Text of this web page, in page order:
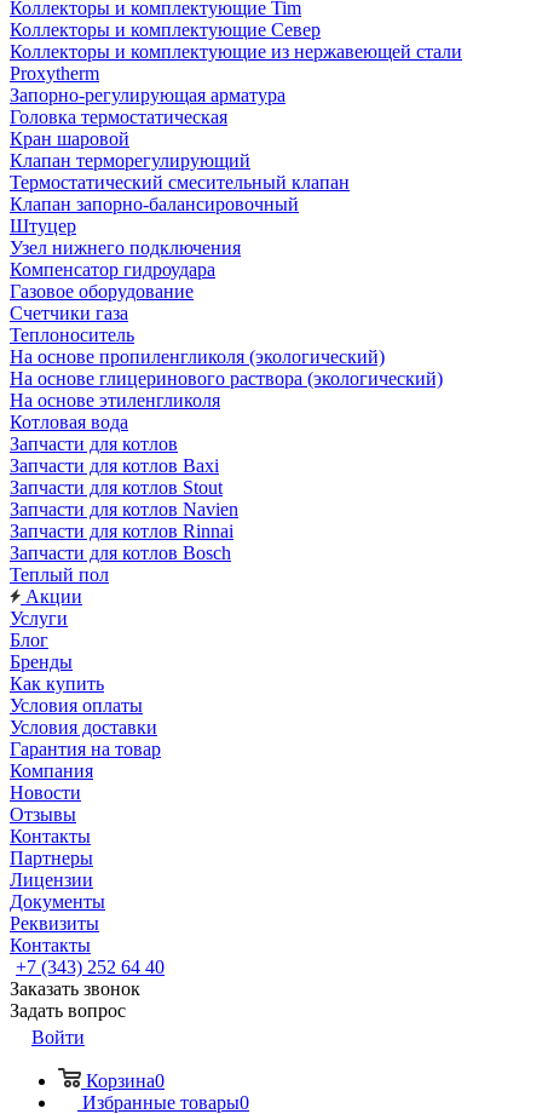
Коллекторы и комплектующие Tim
Коллекторы и комплектующие Север
Коллекторы и комплектующие из нержавеющей стали
Proxytherm
Запорно-регулирующая арматура
Головка термостатическая
Кран шаровой
Клапан терморегулирующий
Термостатический смесительный клапан
Клапан запорно-балансировочный
Штуцер
Узел нижнего подключения
Компенсатор гидроудара
Газовое оборудование
Счетчики газа
Теплоноситель
На основе пропиленгликоля (экологический)
На основе глицеринового раствора (экологический)
На основе этиленгликоля
Котловая вода
Запчасти для котлов
Запчасти для котлов Baxi
Запчасти для котлов Stout
Запчасти для котлов Navien
Запчасти для котлов Rinnai
Запчасти для котлов Bosch
Теплый пол
Акции
Услуги
Блог
Бренды
Как купить
Условия оплаты
Условия доставки
Гарантия на товар
Компания
Новости
Отзывы
Контакты
Партнеры
Лицензии
Документы
Реквизиты
Контакты
+7 (343) 252 64 40
Заказать звонок
Задать вопрос
Войти
Корзина0
Избранные товары0